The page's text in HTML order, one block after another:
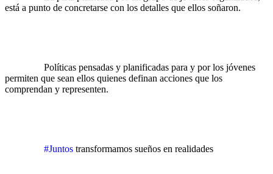
está a punto de concretarse con los detalles que ellos soñaron.
permiten que sean ellos quienes definan acciones que los
comprendan y representen.
#Juntos transformamos sueños en realidades